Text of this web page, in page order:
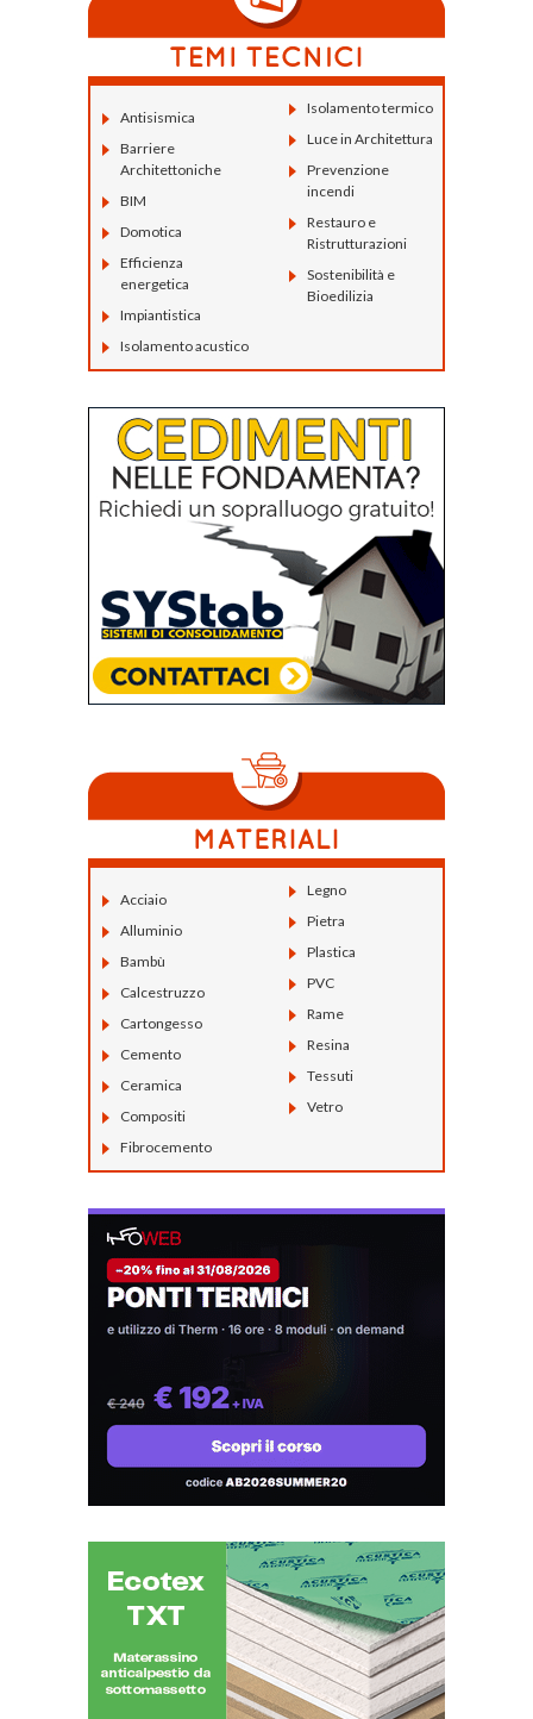
Antisismica
Barriere
Architettoniche
BIM
Domotica
Efficienza
energetica
Impiantistica
Isolamento acustico
Isolamento termico
Luce in Architettura
Prevenzione
incendi
Restauro e
Ristrutturazioni
Sostenibilità e
Bioedilizia
Acciaio
Alluminio
Bambù
Calcestruzzo
Cartongesso
Cemento
Ceramica
Compositi
Fibrocemento
Legno
Pietra
Plastica
PVC
Rame
Resina
Tessuti
Vetro